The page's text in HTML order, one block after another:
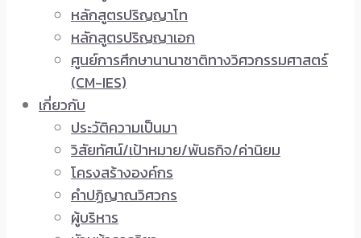
หลักสูตรปริญญาโท
หลักสูตรปริญญาเอก
ศูนย์การศึกษานานาชาติทางวิศวกรรมศาสตร์
(CM-IES)
เกี่ยวกับ
ประวัติความเป็นมา
วิสัยทัศน์/เป้าหมาย/พันธกิจ/ค่านิยม
โครงสร้างองค์กร
คำปฏิญาณวิศวกร
ผู้บริหาร